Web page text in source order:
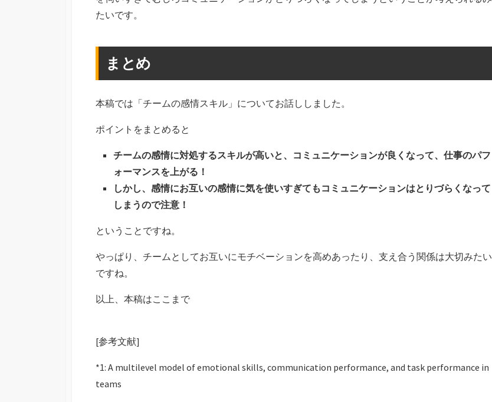
たいです。
まとめ
本稿では「チームの感情スキル」についてお話ししました。
ポイントをまとめると
チームの感情に対処するスキルが高いと、コミュニケーションが良くなって、仕事のパフ
ォーマンスを上がる！
しかし、感情にお互いの感情に気を使いすぎてもコミュニケーションはとりづらくなって
しまうので注意！
ということですね。
やっぱり、チームとしてお互いにモチベーションを高めあったり、支え合う関係は大切みたい
ですね。
以上、本稿はここまで
[参考文献]
*1: A multilevel model of emotional skills, communication performance, and task performance in
teams